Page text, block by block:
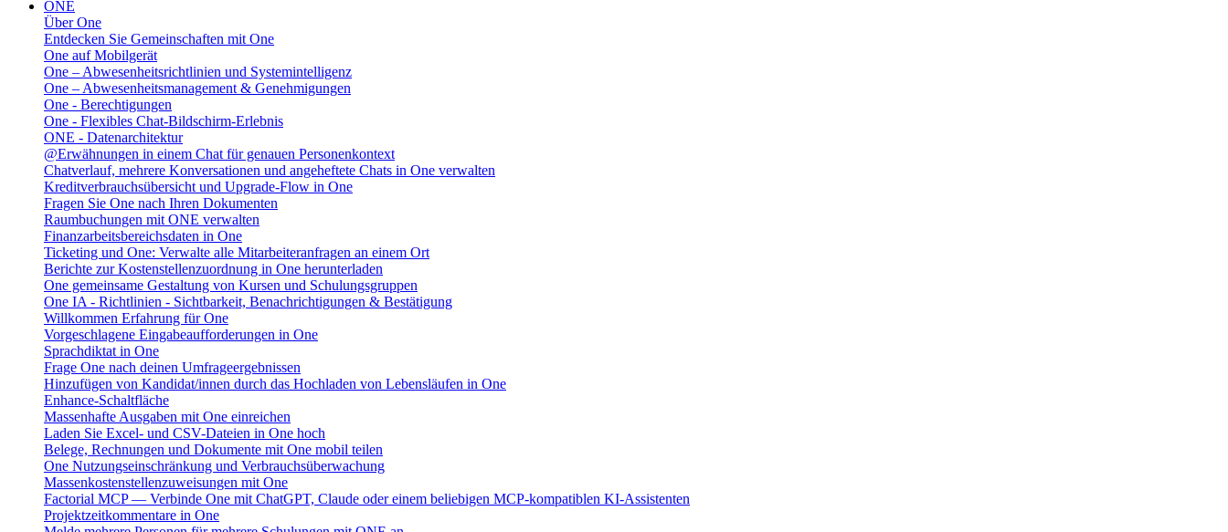
ONE
Über One
Entdecken Sie Gemeinschaften mit One
One auf Mobilgerät
One – Abwesenheitsrichtlinien und Systemintelligenz
One – Abwesenheitsmanagement & Genehmigungen
One - Berechtigungen
One - Flexibles Chat-Bildschirm-Erlebnis
ONE - Datenarchitektur
@Erwähnungen in einem Chat für genauen Personenkontext
Chatverlauf, mehrere Konversationen und angeheftete Chats in One verwalten
Kreditverbrauchsübersicht und Upgrade-Flow in One
Fragen Sie One nach Ihren Dokumenten
Raumbuchungen mit ONE verwalten
Finanzarbeitsbereichsdaten in One
Ticketing und One: Verwalte alle Mitarbeiteranfragen an einem Ort
Berichte zur Kostenstellenzuordnung in One herunterladen
One gemeinsame Gestaltung von Kursen und Schulungsgruppen
One IA - Richtlinien - Sichtbarkeit, Benachrichtigungen & Bestätigung
Willkommen Erfahrung für One
Vorgeschlagene Eingabeaufforderungen in One
Sprachdiktat in One
Frage One nach deinen Umfrageergebnissen
Hinzufügen von Kandidat/innen durch das Hochladen von Lebensläufen in One
Enhance-Schaltfläche
Massenhafte Ausgaben mit One einreichen
Laden Sie Excel- und CSV-Dateien in One hoch
Belege, Rechnungen und Dokumente mit One mobil teilen
One Nutzungseinschränkung und Verbrauchsüberwachung
Massenkostenstellenzuweisungen mit One
Factorial MCP — Verbinde One mit ChatGPT, Claude oder einem beliebigen MCP-kompatiblen KI-Assistenten
Projektzeitkommentare in One